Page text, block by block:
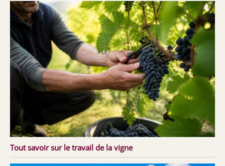
Tout savoir sur le travail de la vigne